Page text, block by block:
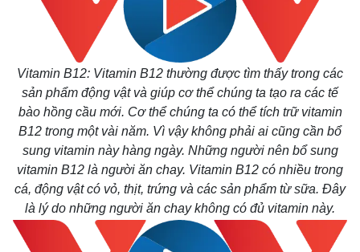
Vitamin B12: Vitamin B12 thường được tìm thấy trong các
sản phẩm động vật và giúp cơ thể chúng ta tạo ra các tế
bào hồng cầu mới. Cơ thể chúng ta có thể tích trữ vitamin
B12 trong một vài năm. Vì vậy không phải ai cũng cần bổ
sung vitamin này hàng ngày. Những người nên bổ sung
vitamin B12 là người ăn chay. Vitamin B12 có nhiều trong
cá, động vật có vỏ, thịt, trứng và các sản phẩm từ sữa. Đây
là lý do những người ăn chay không có đủ vitamin này.